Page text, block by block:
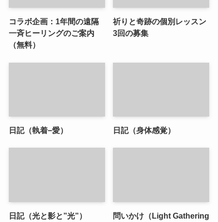
コラボ企画：1年間の遠隔
一斉ヒーリングのご案内
（無料）
祈りと奇跡の個別レッスン
3回の募集
日記（執着−愛） 日記（身体感覚）
日記（光と影と”光”）
問いかけ（Light Gathering